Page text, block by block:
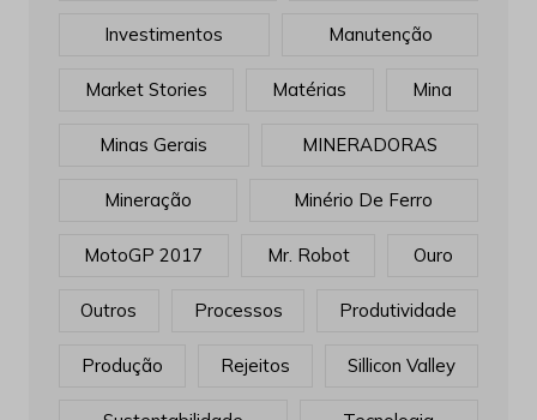
Investimentos Manutenção
Market Stories Matérias Mina
Minas Gerais MINERADORAS
Mineração Minério De Ferro
MotoGP 2017 Mr. Robot Ouro
Outros Processos Produtividade
Produção Rejeitos Sillicon Valley